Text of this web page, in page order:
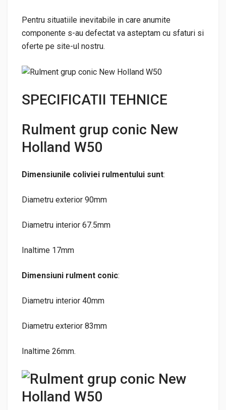
Pentru situatiile inevitabile in care anumite
componente s-au defectat va asteptam cu sfaturi si
oferte pe site-ul nostru.
SPECIFICATII TEHNICE
Rulment grup conic New
Holland W50
Dimensiunile coliviei rulmentului sunt:
Diametru exterior 90mm
Diametru interior 67.5mm
Inaltime 17mm
Dimensiuni rulment conic:
Diametru interior 40mm
Diametru exterior 83mm
Inaltime 26mm.